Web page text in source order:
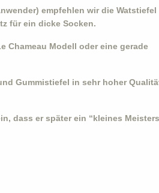
empfehlen wir die Watstiefel
für ein dicke Socken.
Chameau Modell oder eine gerade
Gummistiefel in sehr hoher
dass er später ein “kleines